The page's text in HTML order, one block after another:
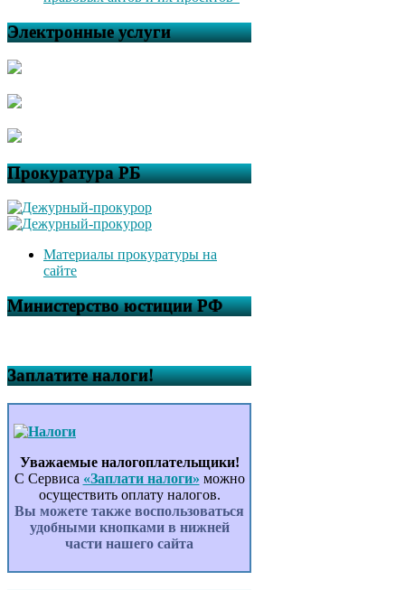
Электронные услуги
Прокуратура РБ
Материалы прокуратуры на
сайте
Министерство юстиции РФ
Заплатите налоги!
Уважаемые налогоплательщики!
С Сервиса «Заплати налоги» можно
осуществить оплату налогов.
Вы можете также воспользоваться
удобными кнопками в нижней
части нашего сайта